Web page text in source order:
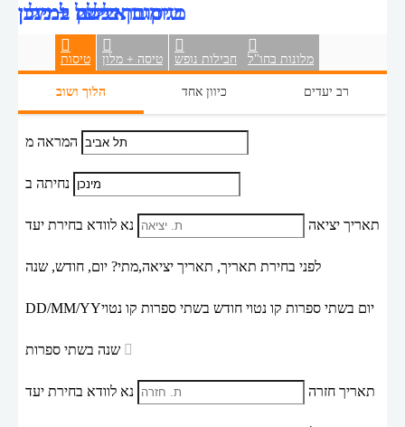
טיסות טיסה + מלון חבילות נופש מלונות בחו"ל
טיסות אל על למינכן
הלוך ושוב כיוון אחד רב יעדים
המראה מ
נחיתה ב
תאריך יציאה נא לוודא בחירת יעד
לפני בחירת תאריך, תאריך יציאה,מתי? יום, חודש, שנה
DD/MM/YYיום בשתי ספרות קו נטוי חודש בשתי ספרות קו נטוי
תאריך חזרה נא לוודא בחירת יעד
טיסה + מלון
מגוון דילים למינכן
מגוון בתי מלון במינכן